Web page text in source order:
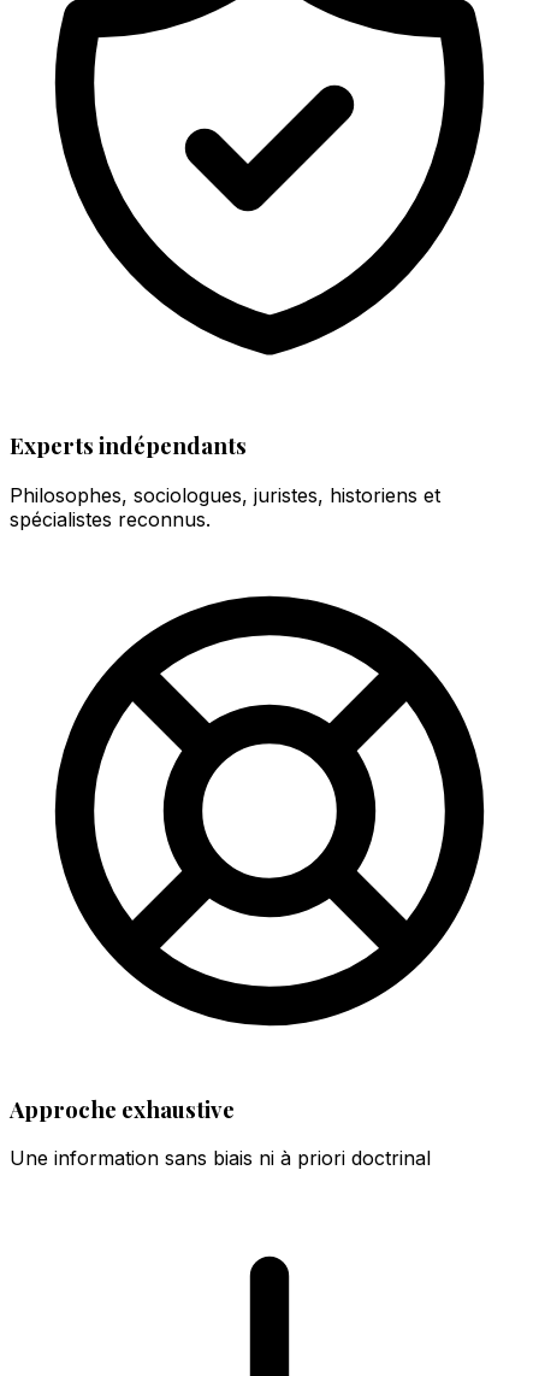
Experts indépendants
Philosophes, sociologues, juristes, historiens et
spécialistes reconnus.
Approche exhaustive
Une information sans biais ni à priori doctrinal